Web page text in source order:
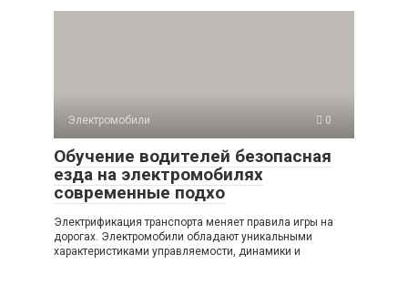
Электромобили 0
Обучение водителей безопасная
езда на электромобилях
современные подхо
Электрификация транспорта меняет правила игры на
дорогах. Электромобили обладают уникальными
характеристиками управляемости, динамики и